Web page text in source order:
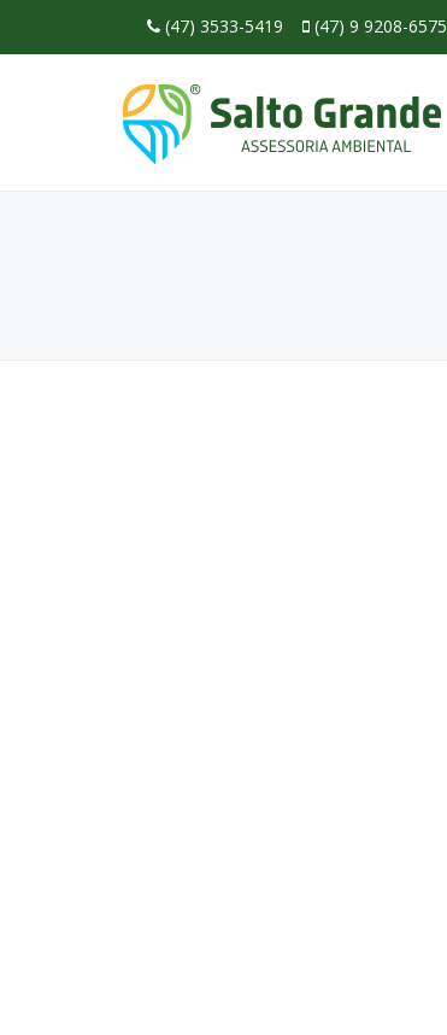
(47) 3533-5419 (47) 9 9208-6575